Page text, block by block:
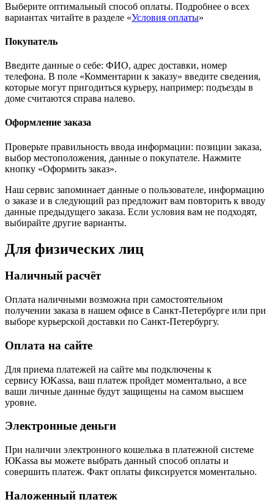
Выберите оптимальный способ оплаты. Подробнее о всех
вариантах читайте в разделе «Условия оплаты»
Покупатель
Введите данные о себе: ФИО, адрес доставки, номер
телефона. В поле «Комментарии к заказу» введите сведения,
которые могут пригодиться курьеру, например: подъезды в
доме считаются справа налево.
Оформление заказа
Проверьте правильность ввода информации: позиции заказа,
выбор местоположения, данные о покупателе. Нажмите
кнопку «Оформить заказ».
Наш сервис запоминает данные о пользователе, информацию
о заказе и в следующий раз предложит вам повторить к вводу
данные предыдущего заказа. Если условия вам не подходят,
выбирайте другие варианты.
Для физических лиц
Наличный расчёт
Оплата наличными возможна при самостоятельном
получении заказа в нашем офисе в Санкт-Петербурге или при
выборе курьерской доставки по Санкт-Петербургу.
Оплата на сайте
Для приема платежей на сайте мы подключены к
сервису ЮKassa, ваш платеж пройдет моментально, а все
ваши личные данные будут защищены на самом высшем
уровне.
Электронные деньги
При наличии электронного кошелька в платежной системе
ЮKassa вы можете выбрать данный способ оплаты и
совершить платеж. Факт оплаты фиксируется моментально.
Наложенный платеж